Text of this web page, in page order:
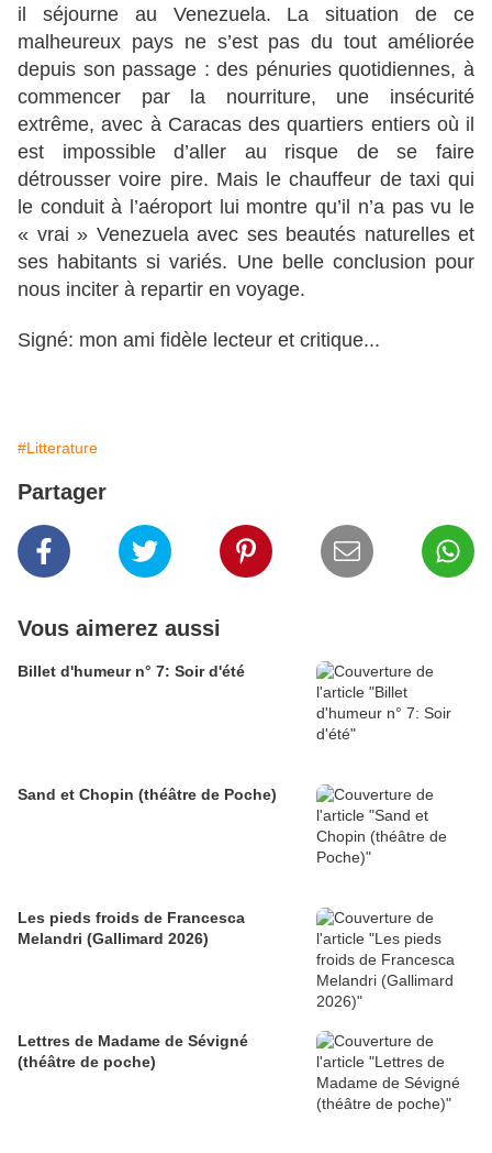
il séjourne au Venezuela. La situation de ce
malheureux pays ne s’est pas du tout améliorée
depuis son passage : des pénuries quotidiennes, à
commencer par la nourriture, une insécurité
extrême, avec à Caracas des quartiers entiers où il
est impossible d’aller au risque de se faire
détrousser voire pire. Mais le chauffeur de taxi qui
le conduit à l’aéroport lui montre qu’il n’a pas vu le
« vrai » Venezuela avec ses beautés naturelles et
ses habitants si variés. Une belle conclusion pour
nous inciter à repartir en voyage.
Signé: mon ami fidèle lecteur et critique...
#Litterature
Partager
Vous aimerez aussi
Billet d'humeur n° 7: Soir d'été
Sand et Chopin (théâtre de Poche)
Les pieds froids de Francesca
Melandri (Gallimard 2026)
Lettres de Madame de Sévigné
(théâtre de poche)